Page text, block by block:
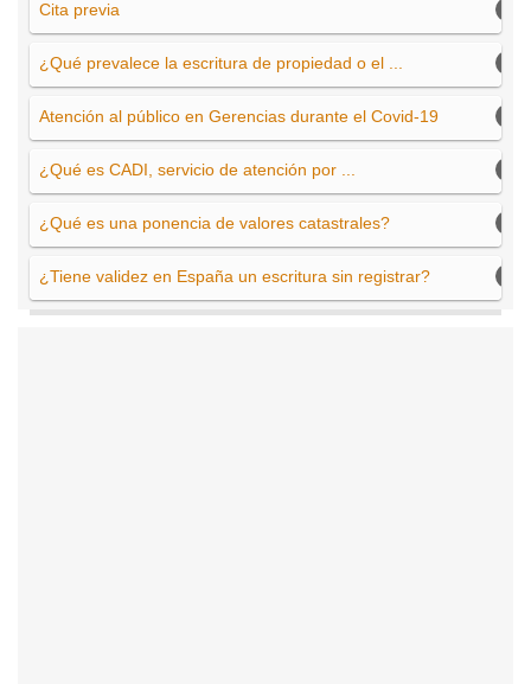
Cita previa
¿Qué prevalece la escritura de propiedad o el ...
Atención al público en Gerencias durante el Covid-19
¿Qué es CADI, servicio de atención por ...
¿Qué es una ponencia de valores catastrales?
¿Tiene validez en España un escritura sin registrar?